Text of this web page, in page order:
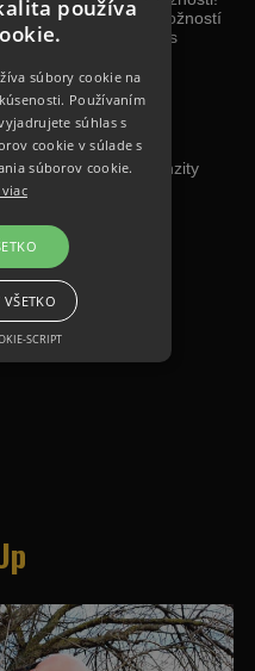
máte viac možností
v kombinácii s boilies
mix
vlastnej intenzity
narušenia celistvosti
používa
súbory cookie na
Používaním
súhlas s
cookie v súlade s
súborov cookie.
SCRIPT